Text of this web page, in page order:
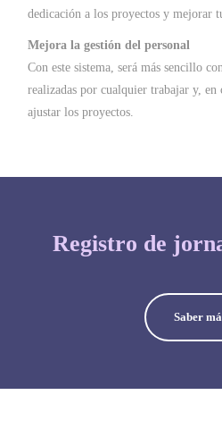
dedicación a los proyectos y mejorar
Mejora la gestión del personal
Con este sistema, será más sencillo
realizadas por cualquier trabajar y, en
ajustar los proyectos.
Registro de
Saber